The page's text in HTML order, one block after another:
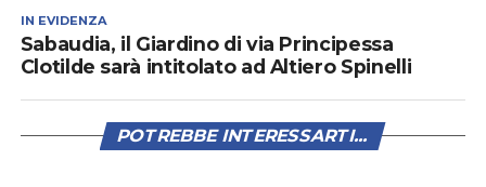
IN EVIDENZA
Sabaudia, il Giardino di via Principessa
Clotilde sarà intitolato ad Altiero Spinelli
POTREBBE INTERESSARTI...